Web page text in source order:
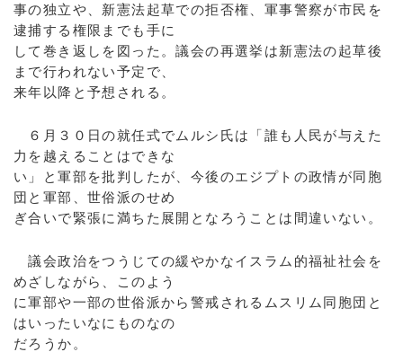
事の独立や、新憲法起草での拒否権、軍事警察が市民を
逮捕する権限までも手に
して巻き返しを図った。議会の再選挙は新憲法の起草後
まで行われない予定で、
来年以降と予想される。
６月３０日の就任式でムルシ氏は「誰も人民が与えた
力を越えることはできな
い」と軍部を批判したが、今後のエジプトの政情が同胞
団と軍部、世俗派のせめ
ぎ合いで緊張に満ちた展開となろうことは間違いない。
議会政治をつうじての緩やかなイスラム的福祉社会を
めざしながら、このよう
に軍部や一部の世俗派から警戒されるムスリム同胞団と
はいったいなにものなの
だろうか。